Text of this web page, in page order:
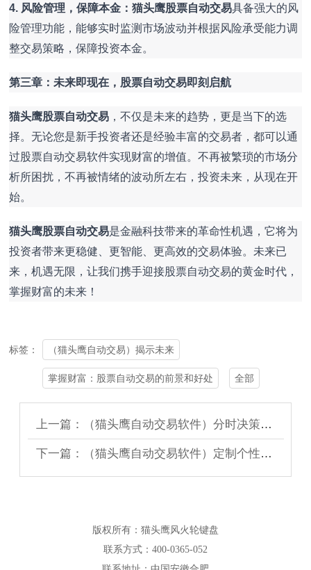
4. 风险管理，保障本金：猫头鹰股票自动交易具备强大的风
险管理功能，能够实时监测市场波动并根据风险承受能力调
整交易策略，保障投资本金。
第三章：未来即现在，股票自动交易即刻启航
猫头鹰股票自动交易 ，不仅是未来的趋势，更是当下的选
择。无论您是新手投资者还是经验丰富的交易者，都可以通
过股票自动交易软件实现财富的增值。不再被繁琐的市场分
析所困扰，不再被情绪的波动所左右，投资未来，从现在开
始。
猫头鹰股票自动交易是金融科技带来的革命性机遇，它将为
投资者带来更稳健、更智能、更高效的交易体验。未来已
来，机遇无限，让我们携手迎接股票自动交易的黄金时代，
掌握财富的未来！
标签： （猫头鹰自动交易）揭示未来
掌握财富：股票自动交易的前景和好处 全部
上一篇：（猫头鹰自动交易软件）分时决策的一些秘诀
下一篇：（猫头鹰自动交易软件）定制个性化功能，指标，策略等
版权所有：猫头鹰风火轮键盘
联系方式：400-0365-052